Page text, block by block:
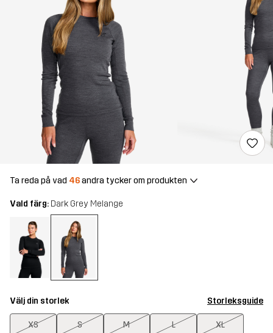
Ta reda på vad 46andra tycker om produkten
Vald färg: Dark Grey Melange
Välj din storlek Storleksguide
XS S M L XL